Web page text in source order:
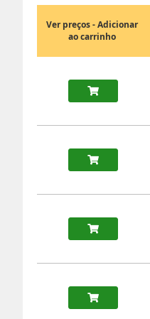
Ver preços - Adicionar
ao carrinho